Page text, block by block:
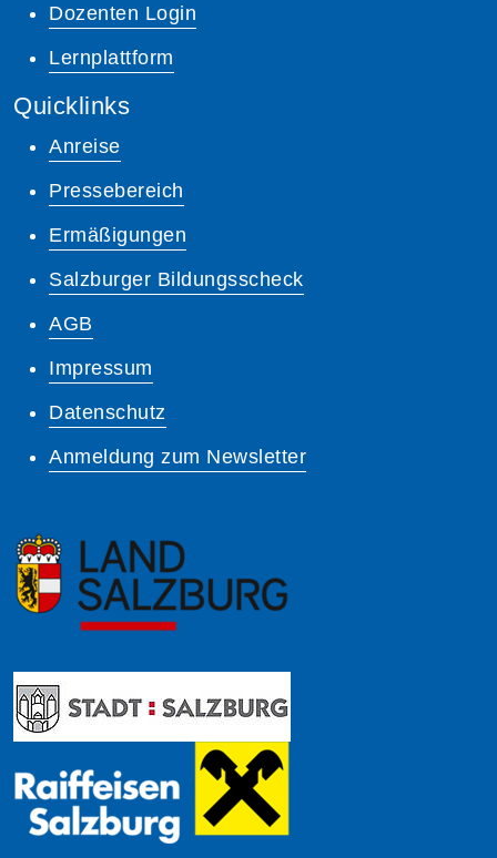
Dozenten Login
Lernplattform
Quicklinks
Anreise
Pressebereich
Ermäßigungen
Salzburger Bildungsscheck
AGB
Impressum
Datenschutz
Anmeldung zum Newsletter